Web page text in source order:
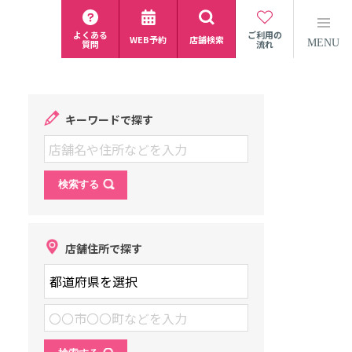
よくある
質問 WEB予約 店舗検索 ご利用の
流れ MENU
キーワードで探す
店舗住所で探す